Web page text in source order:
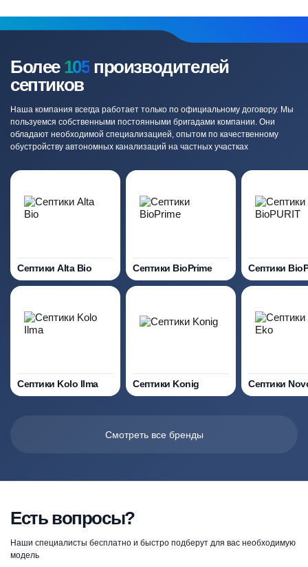
Более 105 производителей
септиков
Наша компания всегда работает только по официальному договору. Мы
пользуемся собственными постоянными бригадами компании. Они
обладают необходимой специализацией, опытом по качественному
обустройству автономных канализаций на частных участках
Септики Alta Bio Септики BioPrime Септики
Септики Kolo Ilma Септики Konig Септики
Смотреть все бренды
Есть вопросы?
Наши специалисты бесплатно и быстро подберут для вас необходимую
модель